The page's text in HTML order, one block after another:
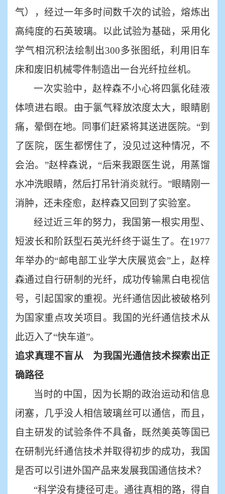
气），经过一年多时间数千次的试验，熔炼出
高纯度的石英玻璃。以此试验为基础，采用化
学气相沉积法绘制出300多张图纸，利用旧车
床和废旧机械零件制造出一台光纤拉丝机。
一次实验中，赵梓森不小心将四氯化硅液
体喷进右眼。由于氯气释放浓度太大，眼睛剧
痛，晕倒在地。同事们赶紧将其送进医院。 “到
了医院，医生都愣住了，没见过这种情况，不
会治。”赵梓森说，“后来我跟医生说，用蒸馏
水冲洗眼睛，然后打吊针消炎就行。”眼睛刚一
消肿，还未痊愈，赵梓森又回到了实验室。
经过近三年的努力，我国第一根实用型、
短波长和阶跃型石英光纤终于诞生了。在1977
年举办的“邮电部工业学大庆展览会”上，赵梓
森通过自行研制的光纤，成功传输黑白电视信
号，引起国家的重视。光纤通信因此被破格列
为国家重点攻关项目。我国的光纤通信技术从
此迈入了“快车道”。
追求真理不盲从 为我国光通信技术探索出正
确路径
当时的中国，因为长期的政治运动和信息
闭塞，几乎没人相信玻璃丝可以通信，而且，
自主研发的试验条件不具备，既然美英等国已
在研制光纤通信技术并取得初步的成功，我国
是否可以引进外国产品来发展我国通信技术？
“科学没有捷径可走。通往真相的路，得自